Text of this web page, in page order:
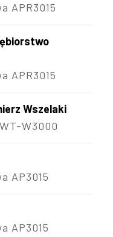
APR3015
APR3015
Wszelaki
W3000
AP3015
AP3015